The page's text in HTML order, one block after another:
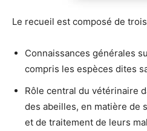
Le recueil est composé de
Connaissances générales
compris les espèces dites
Rôle central du vétérinaire
des abeilles, en matière de
et de traitement de leurs